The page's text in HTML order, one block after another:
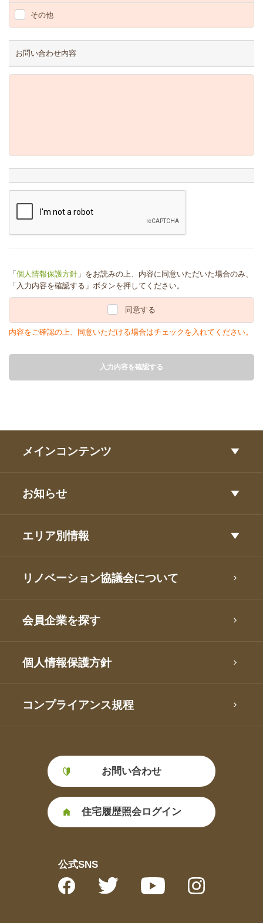
その他
お問い合わせ内容
「 個人情報保護方針 」をお読みの上、内容に同意いただいた場合のみ、
「入力内容を確認する」ボタンを押してください。
同意する
内容をご確認の上、同意いただける場合はチェックを入れてください。
入力内容を確認する
メインコンテンツ
お知らせ
エリア別情報
リノベーション協議会について
会員企業を探す
個人情報保護方針
コンプライアンス規程
お問い合わせ
住宅履歴照会ログイン
公式SNS